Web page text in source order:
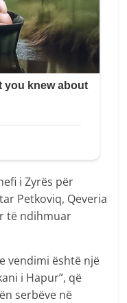
i Zyrës për
Petkoviq, Qeveria
të ndihmuar
vendimi është një
i Hapur”, që
serbëve në